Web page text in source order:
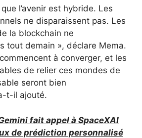
l’avenir est hybride. Les
ne disparaissent pas. Les
la blockchain ne
tout demain », déclare Mema.
à converger, et les
de relier ces mondes de
seront bien
t-il ajouté.
fait appel à SpaceXAI
de prédiction personnalisé